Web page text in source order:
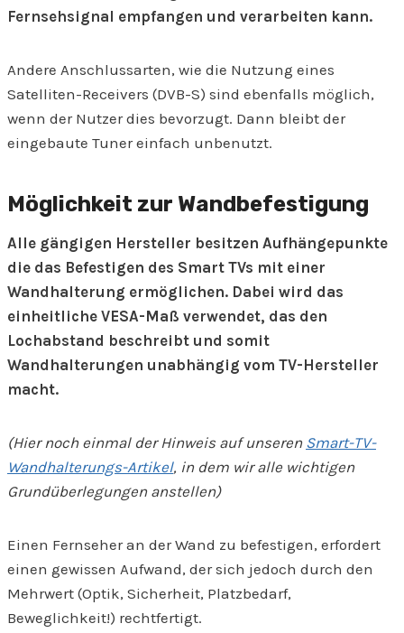
Fernsehsignal empfangen und verarbeiten kann.
Andere Anschlussarten, wie die Nutzung eines
Satelliten-Receivers (DVB-S) sind ebenfalls möglich,
wenn der Nutzer dies bevorzugt. Dann bleibt der
eingebaute Tuner einfach unbenutzt.
Möglichkeit zur Wandbefestigung
Alle gängigen Hersteller besitzen Aufhängepunkte
die das Befestigen des Smart TVs mit einer
Wandhalterung ermöglichen. Dabei wird das
einheitliche VESA-Maß verwendet, das den
Lochabstand beschreibt und somit
Wandhalterungen unabhängig vom TV-Hersteller
macht.
(Hier noch einmal der Hinweis auf unseren Smart-TV-
Wandhalterungs-Artikel, in dem wir alle wichtigen
Grundüberlegungen anstellen)
Einen Fernseher an der Wand zu befestigen, erfordert
einen gewissen Aufwand, der sich jedoch durch den
Mehrwert (Optik, Sicherheit, Platzbedarf,
Beweglichkeit!) rechtfertigt.